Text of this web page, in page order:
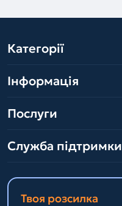
Категорії
Інформація
Послуги
Служба підтримки
Твоя розсилка